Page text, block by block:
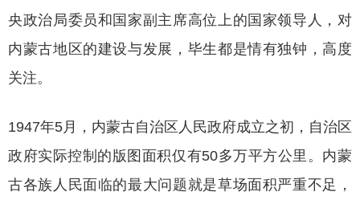
央政治局委员和国家副主席高位上的国家领导人，对
内蒙古地区的建设与发展，毕生都是情有独钟，高度
关注。
1947年5月，内蒙古自治区人民政府成立之初，自治区
政府实际控制的版图面积仅有50多万平方公里。内蒙
古各族人民面临的最大问题就是草场面积严重不足，